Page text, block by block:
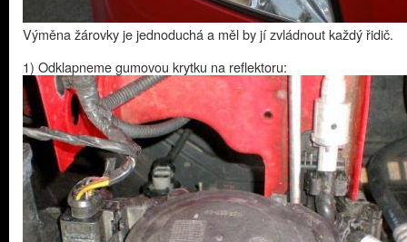
Výměna žárovky je jednoduchá a měl by jí zvládnout každý řidič.
1) Odklapneme gumovou krytku na reflektoru: